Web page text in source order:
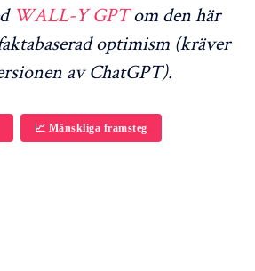
WALL-Y GPTom den här
optimism (kräver
av ChatGPT).
📈 Mänskliga framsteg